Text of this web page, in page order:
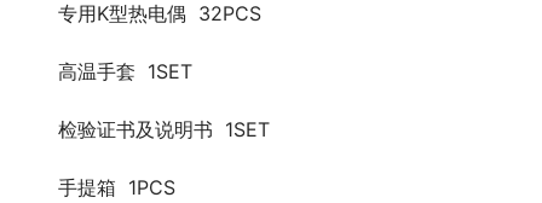
专用K型热电偶 32PCS
高温手套 1SET
检验证书及说明书 1SET
手提箱 1PCS